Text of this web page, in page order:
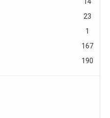
23
1
167
190